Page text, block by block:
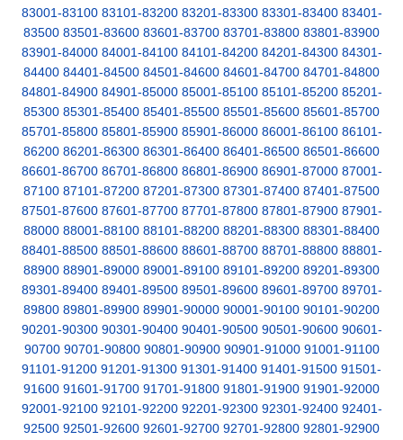
83001-83100 83101-83200 83201-83300 83301-83400 83401-
83500 83501-83600 83601-83700 83701-83800 83801-83900
83901-84000 84001-84100 84101-84200 84201-84300 84301-
84400 84401-84500 84501-84600 84601-84700 84701-84800
84801-84900 84901-85000 85001-85100 85101-85200 85201-
85300 85301-85400 85401-85500 85501-85600 85601-85700
85701-85800 85801-85900 85901-86000 86001-86100 86101-
86200 86201-86300 86301-86400 86401-86500 86501-86600
86601-86700 86701-86800 86801-86900 86901-87000 87001-
87100 87101-87200 87201-87300 87301-87400 87401-87500
87501-87600 87601-87700 87701-87800 87801-87900 87901-
88000 88001-88100 88101-88200 88201-88300 88301-88400
88401-88500 88501-88600 88601-88700 88701-88800 88801-
88900 88901-89000 89001-89100 89101-89200 89201-89300
89301-89400 89401-89500 89501-89600 89601-89700 89701-
89800 89801-89900 89901-90000 90001-90100 90101-90200
90201-90300 90301-90400 90401-90500 90501-90600 90601-
90700 90701-90800 90801-90900 90901-91000 91001-91100
91101-91200 91201-91300 91301-91400 91401-91500 91501-
91600 91601-91700 91701-91800 91801-91900 91901-92000
92001-92100 92101-92200 92201-92300 92301-92400 92401-
92500 92501-92600 92601-92700 92701-92800 92801-92900